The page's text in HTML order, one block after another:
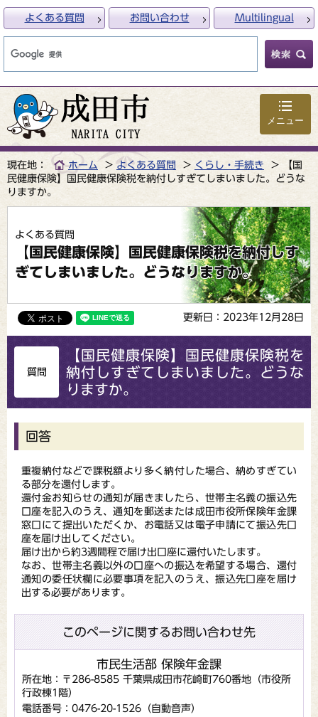
メニュー
よくある質問 お問い合わせ Multilingual
現在地： ホーム よくある質問 くらし・手続き
【国
民健康保険】国民健康保険税を納付しすぎてしまいました。どうな
りますか。
よくある質問
【国民健康保険】国民健康保険税を納付しす
ぎてしまいました。どうなりますか。
更新日：2023年12月28日
質問
【国民健康保険】国民健康保険税を
納付しすぎてしまいました。どうな
りますか。
回答
重複納付などで課税額より多く納付した場合、納めすぎてい
る部分を還付します。
還付金お知らせの通知が届きましたら、世帯主名義の振込先
口座を記入のうえ、通知を郵送または成田市役所保険年金課
窓口にて提出いただくか、お電話又は電子申請にて振込先口
座を届け出してください。
届け出から約3週間程で届け出口座に還付いたします。
なお、世帯主名義以外の口座への振込を希望する場合、還付
通知の委任状欄に必要事項を記入のうえ、振込先口座を届け
出する必要があります。
このページに関するお問い合わせ先
市民生活部 保険年金課
所在地：〒286-8585 千葉県成田市花崎町760番地（市役所
行政棟1階）
電話番号：0476-20-1526（自動音声）